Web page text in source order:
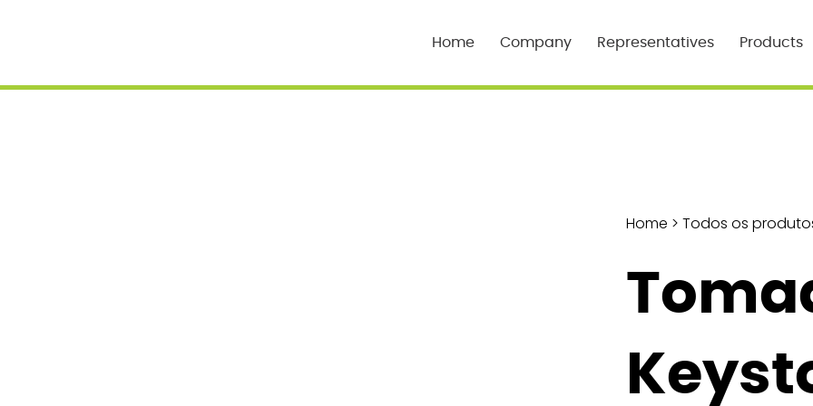
Home Company Representatives Products
Home > Todos os